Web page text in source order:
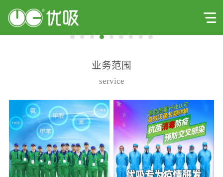
业务范围
service